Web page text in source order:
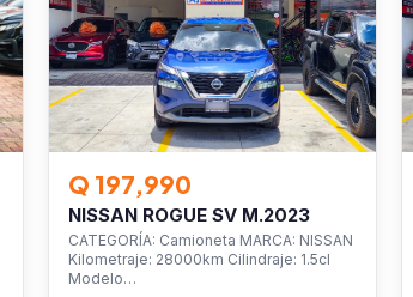
Q 197,990
NISSAN ROGUE SV M.2023
CATEGORÍA: Camioneta MARCA: NISSAN
Kilometraje: 28000km Cilindraje: 1.5cl
Modelo…